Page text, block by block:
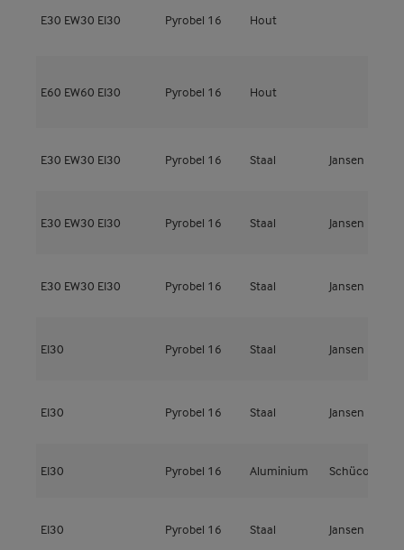
E30 EW30 EI30 Pyrobel 16 Hout
E60 EW60 EI30 Pyrobel 16 Hout
E30 EW30 EI30 Pyrobel 16 Staal Jansen
E30 EW30 EI30 Pyrobel 16 Staal Jansen
E30 EW30 EI30 Pyrobel 16 Staal Jansen
EI30 Pyrobel 16 Staal Jansen
EI30 Pyrobel 16 Staal Jansen
EI30 Pyrobel 16 Aluminium Schüco
EI30 Pyrobel 16 Staal Jansen